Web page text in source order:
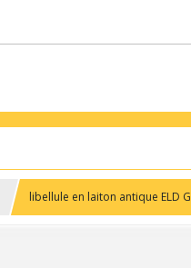
libellule en laiton antique ELD